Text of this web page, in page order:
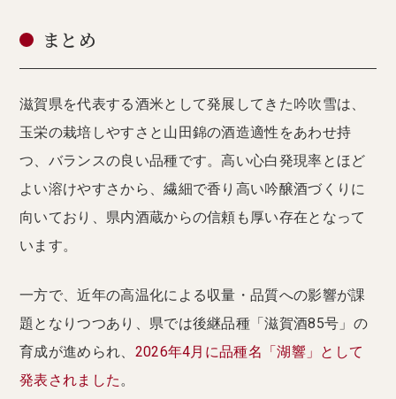
まとめ
滋賀県を代表する酒米として発展してきた吟吹雪は、
玉栄の栽培しやすさと山田錦の酒造適性をあわせ持
つ、バランスの良い品種です。高い心白発現率とほど
よい溶けやすさから、繊細で香り高い吟醸酒づくりに
向いており、県内酒蔵からの信頼も厚い存在となって
います。
一方で、近年の高温化による収量・品質への影響が課
題となりつつあり、県では後継品種「滋賀酒85号」の
育成が進められ、 2026年4月に品種名「湖響」として
発表されました。